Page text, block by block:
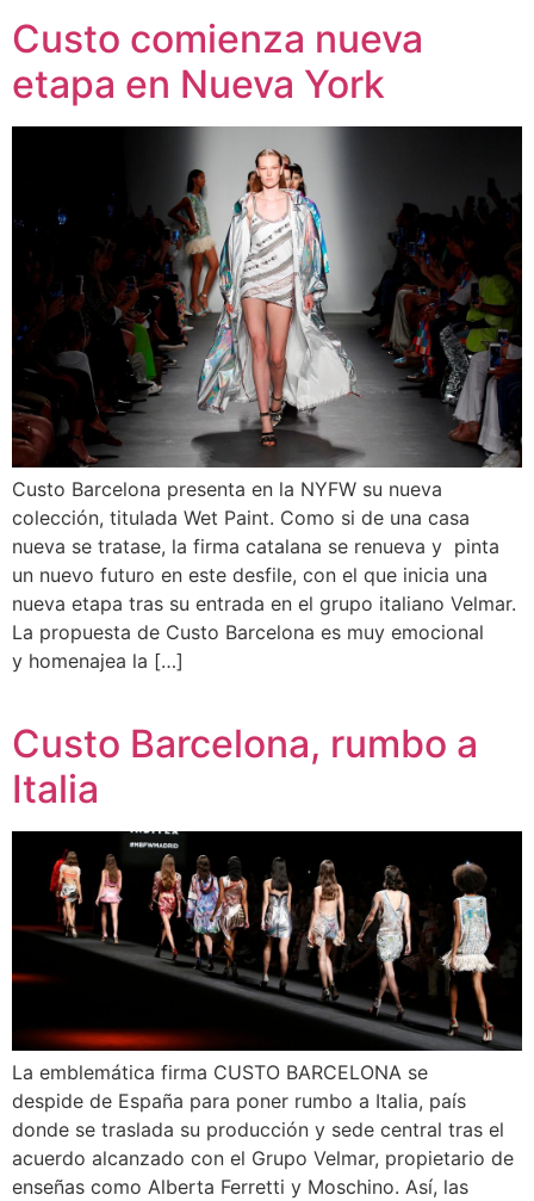
Custo comienza nueva
etapa en Nueva York
Custo Barcelona presenta en la NYFW su nueva
colección, titulada Wet Paint. Como si de una casa
nueva se tratase, la firma catalana se renueva y pinta
un nuevo futuro en este desfile, con el que inicia una
nueva etapa tras su entrada en el grupo italiano Velmar.
La propuesta de Custo Barcelona es muy emocional
y homenajea la […]
Custo Barcelona, rumbo a
Italia
La emblemática firma CUSTO BARCELONA se
despide de España para poner rumbo a Italia, país
donde se traslada su producción y sede central tras el
acuerdo alcanzado con el Grupo Velmar, propietario de
enseñas como Alberta Ferretti y Moschino. Así, las